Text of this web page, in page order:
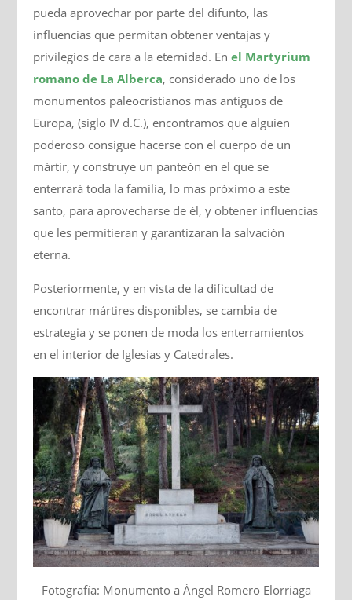
pueda aprovechar por parte del difunto, las
influencias que permitan obtener ventajas y
privilegios de cara a la eternidad. Enel Martyrium
romano de La Alberca, considerado uno de los
monumentos paleocristianos mas antiguos de
Europa, (siglo IV d.C.), encontramos que alguien
poderoso consigue hacerse con el cuerpo de un
mártir, y construye un panteón en el que se
enterrará toda la familia, lo mas próximo a este
santo, para aprovecharse de él, y obtener influencias
que les permitieran y garantizaran la salvación
eterna.
Posteriormente, y en vista de la dificultad de
encontrar mártires disponibles, se cambia de
estrategia y se ponen de moda los enterramientos
en el interior de Iglesias y Catedrales.
Fotografía: Monumento a Ángel Romero Elorriaga